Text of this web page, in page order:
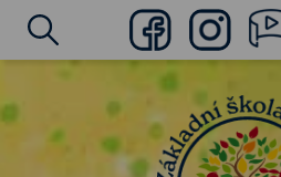
FacebookInstagram